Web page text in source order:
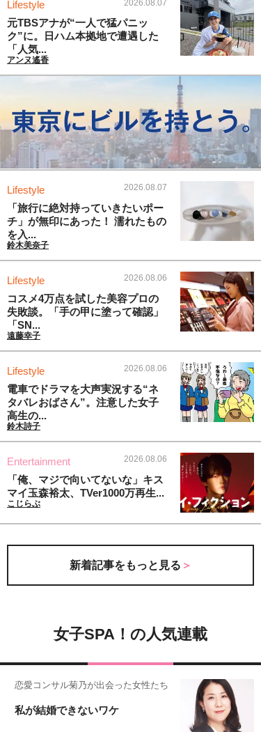
Lifestyle 2026.08.07
元TBSアナが“一人で猛パニッ
ク”に。日ハム本拠地で遭遇した
「人気...
アンヌ遙香
Lifestyle 2026.08.07
「旅行に絶対持っていきたいポー
チ」が無印にあった！ 濡れたもの
を入...
鈴木美奈子
Lifestyle 2026.08.06
コスメ4万点を試した美容プロの
失敗談。「手の甲に塗って確認」
「SN...
遠藤幸子
Lifestyle 2026.08.06
電車でドラマを大声実況する“ネ
タバレおばさん”。注意した女子
高生の...
鈴木詩子
Entertainment 2026.08.06
「俺、マジで向いてないな」キス
マイ玉森裕太、TVer1000万再生...
こじらぶ
新着記事をもっと見る
女子SPA！の人気連載
恋愛コンサル菊乃が出会った女性たち
私が結婚できないワケ